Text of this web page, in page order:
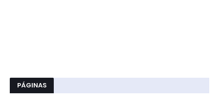
PÁGINAS